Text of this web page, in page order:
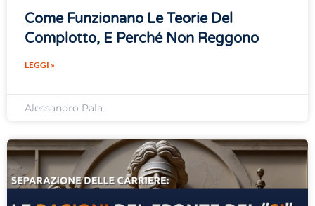
Come Funzionano Le Teorie Del
Complotto, E Perché Non Reggono
LEGGI »
Alessandro Pala